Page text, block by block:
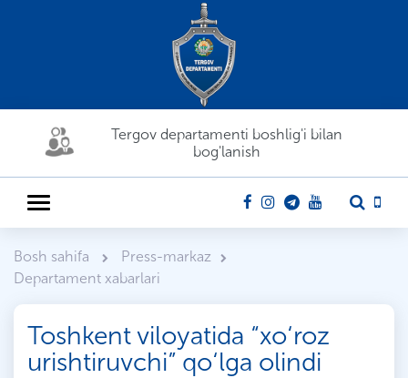
Tergov departamenti boshlig'i bilan
bog'lanish
Bosh sahifa
Press-markaz
Departament xabarlari
Toshkent viloyatida “xo‘roz
urishtiruvchi” qo‘lga olindi